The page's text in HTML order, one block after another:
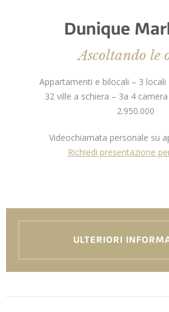
Dunique
Ascoltando le
Appartamenti e bilocali – 3 locali
32 ville a schiera – 3a 4
2.950.000
Videochiamata personale su
Richiedi presentazione
ULTERIORI